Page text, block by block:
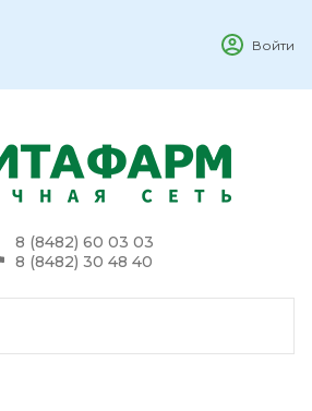
Войти
8 (8482) 60 03 03
8 (8482) 30 48 40